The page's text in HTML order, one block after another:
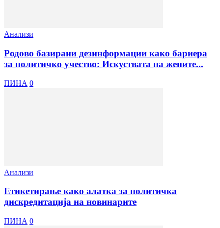
Анализи
Родово базирани дезинформации како бариера
за политичко учество: Искуствата на жените...
ПИНА 0
Анализи
Етикетирање како алатка за политичка
дискредитација на новинарите
ПИНА 0